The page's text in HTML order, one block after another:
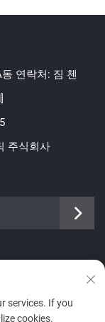
연락처: 짐 첸
주식회사
하세요
services. If you
cookies.